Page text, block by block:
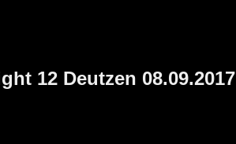
12 Deutzen 08.09.2017